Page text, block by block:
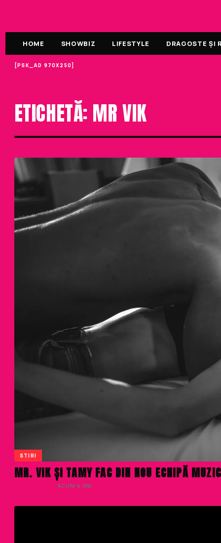
HOME SHOWBIZ LIFESTYLE DRAGOSTE ȘI
[PSK_AD 970X250]
ETICHETĂ: MR VIK
STIRI
MR. VIK ȘI TAMY FAC DIN NOU ECHIPĂ
· ACUM 4 ANI